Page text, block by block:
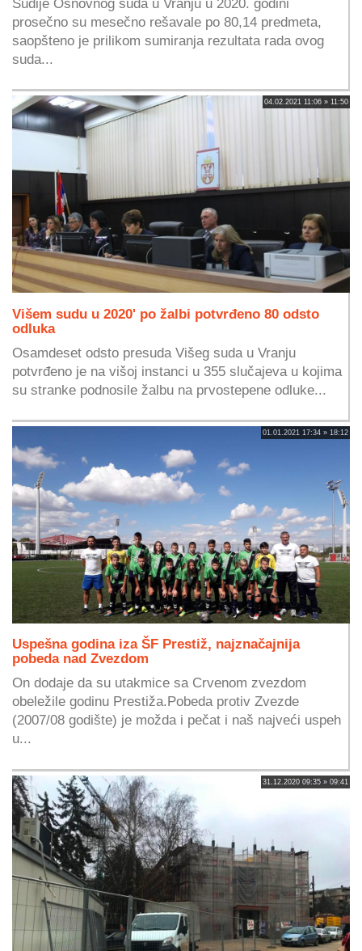
Sudije Osnovnog suda u Vranju u 2020. godini
prosečno su mesečno rešavale po 80,14 predmeta,
saopšteno je prilikom sumiranja rezultata rada ovog
suda...
04.02.2021 11:06 » 11:50
Višem sudu u 2020' po žalbi potvrđeno 80 odsto
odluka
Osamdeset odsto presuda Višeg suda u Vranju
potvrđeno je na višoj instanci u 355 slučajeva u kojima
su stranke podnosile žalbu na prvostepene odluke...
01.01.2021 17:34 » 18:12
Uspešna godina iza ŠF Prestiž, najznačajnija
pobeda nad Zvezdom
On dodaje da su utakmice sa Crvenom zvezdom
obeležile godinu Prestiža.Pobeda protiv Zvezde
(2007/08 godište) je možda i pečat i naš najveći uspeh
u...
31.12.2020 09:35 » 09:41